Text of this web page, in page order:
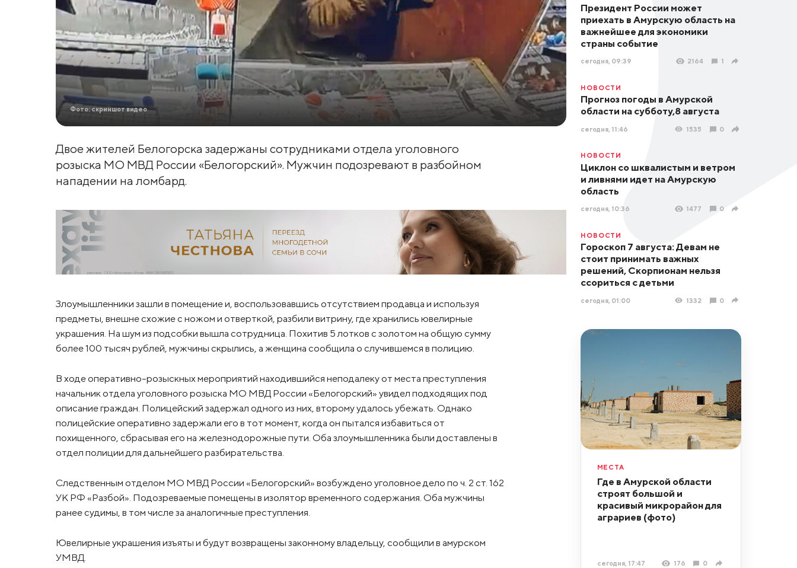
Фото: скриншот видео
Двое жителей Белогорска задержаны сотрудниками отдела уголовного
розыска МО МВД России «Белогорский». Мужчин подозревают в разбойном
нападении на ломбард.
Злоумышленники зашли в помещение и, воспользовавшись отсутствием продавца и используя
предметы, внешне схожие с ножом и отверткой, разбили витрину, где хранились ювелирные
украшения. На шум из подсобки вышла сотрудница. Похитив 5 лотков с золотом на общую сумму
более 100 тысяч рублей, мужчины скрылись, а женщина сообщила о случившемся в полицию.
В ходе оперативно-розыскных мероприятий находившийся неподалеку от места преступления
начальник отдела уголовного розыска МО МВД России «Белогорский» увидел подходящих под
описание граждан. Полицейский задержал одного из них, второму удалось убежать. Однако
полицейские оперативно задержали его в тот момент, когда он пытался избавиться от
похищенного, сбрасывая его на железнодорожные пути. Оба злоумышленника были доставлены в
отдел полиции для дальнейшего разбирательства.
Следственным отделом МО МВД России «Белогорский» возбуждено уголовное дело по ч. 2 ст. 162
УК РФ «Разбой». Подозреваемые помещены в изолятор временного содержания. Оба мужчины
ранее судимы, в том числе за аналогичные преступления.
Ювелирные украшения изъяты и будут возвращены законному владельцу, сообщили в амурском
УМВД.
Президент России может
приехать в Амурскую область на
важнейшее для экономики
страны событие
сегодня, 09:39 2164 1
НОВОСТИ
Прогноз погоды в Амурской
области на субботу,8 августа
сегодня, 11:46 1535 0
НОВОСТИ
Циклон со шквалистым и ветром
и ливнями идет на Амурскую
область
сегодня, 10:36 1477 0
НОВОСТИ
Гороскоп 7 августа: Девам не
стоит принимать важных
решений, Скорпионам нельзя
ссориться с детьми
сегодня, 01:00 1332 0
МЕСТА
Где в Амурской области
строят большой и
красивый микрорайон для
аграриев (фото)
сегодня, 17:47 176 0